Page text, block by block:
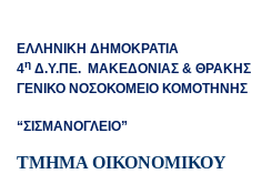
ΕΛΛΗΝΙΚΗ ΔΗΜΟΚΡΑΤΙΑ
4η Δ.Υ.ΠΕ. ΜΑΚΕΔΟΝΙΑΣ & ΘΡΑΚΗΣ
ΓΕΝΙΚΟ ΝΟΣΟΚΟΜΕΙΟ ΚΟΜΟΤΗΝΗΣ
“ΣΙΣΜΑΝΟΓΛΕΙΟ”
ΤΜΗΜΑ ΟΙΚΟΝΟΜΙΚΟΥ